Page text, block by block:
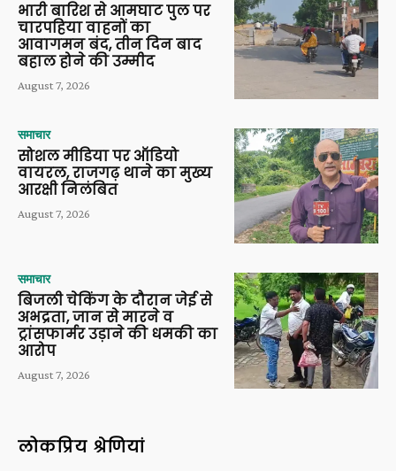
भारी बारिश से आमघाट पुल पर
चारपहिया वाहनों का
आवागमन बंद, तीन दिन बाद
बहाल होने की उम्मीद
August 7, 2026
समाचार
सोशल मीडिया पर ऑडियो
वायरल, राजगढ़ थाने का मुख्य
आरक्षी निलंबित
August 7, 2026
समाचार
बिजली चेकिंग के दौरान जेई से
अभद्रता, जान से मारने व
ट्रांसफार्मर उड़ाने की धमकी का
आरोप
August 7, 2026
लोकप्रिय श्रेणियां